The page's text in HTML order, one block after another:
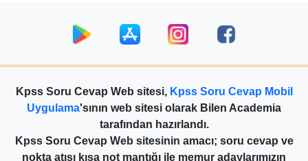
Kpss Soru Cevap Web sitesi, Kpss Soru Cevap Mobil
Uygulama'sının web sitesi olarak Bilen Academia
tarafından hazırlandı.
Kpss Soru Cevap Web sitesinin amacı; soru cevap ve
nokta atışı kısa not mantığı ile memur adaylarımızın